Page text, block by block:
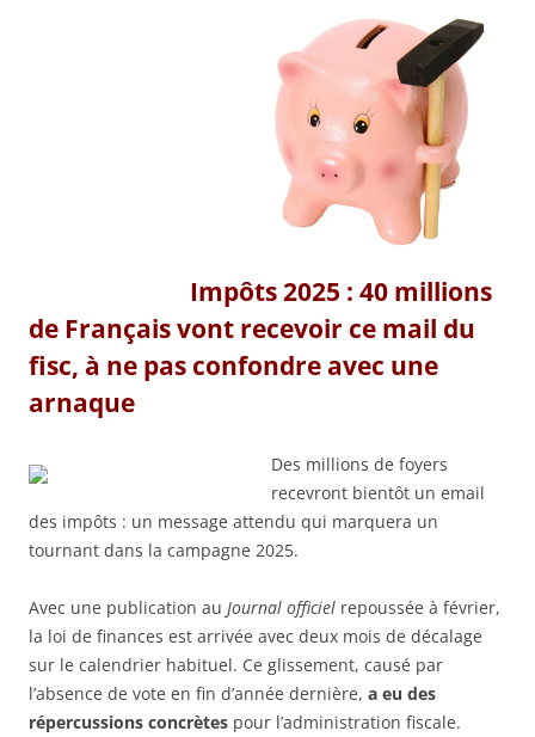
Impôts 2025 : 40 millions
de Français vont recevoir ce mail du
fisc, à ne pas confondre avec une
arnaque
Des millions de foyers
recevront bientôt un email
des impôts : un message attendu qui marquera un
tournant dans la campagne 2025.
Avec une publication au Journal officiel repoussée à février,
la loi de finances est arrivée avec deux mois de décalage
sur le calendrier habituel. Ce glissement, causé par
l’absence de vote en fin d’année dernière, a eu des
répercussions concrètes pour l’administration fiscale.